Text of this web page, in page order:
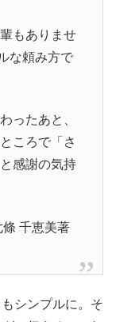
もありませ
な頼み方で
ったあと、
ころで「さ
感謝の気持
千恵美著
シンプルに。そ